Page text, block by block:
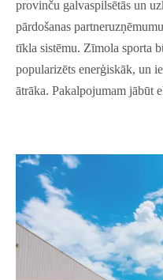
provinču galvaspilsētās un
pārdošanas
tīkla sistēmu. Zīmola sporta
popularizēts enerģiskāk, un
ātrāka. Pakalpojumam jābūt